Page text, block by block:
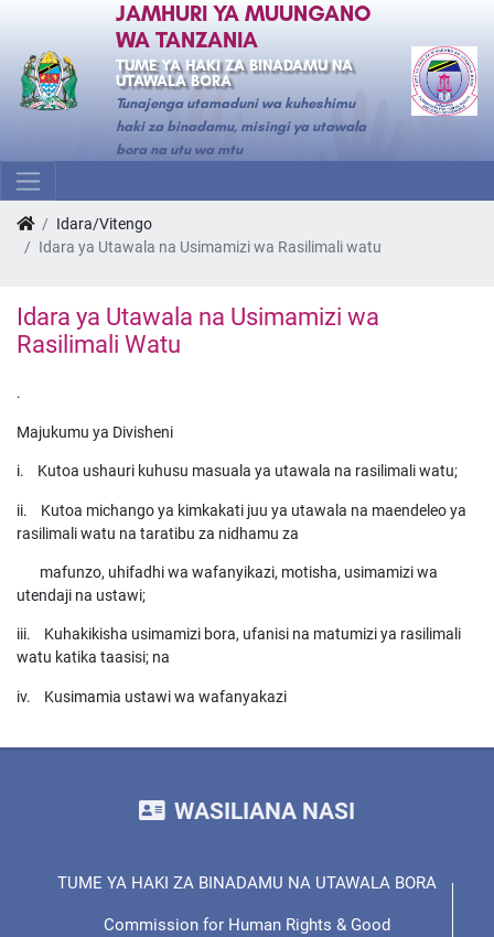
JAMHURI YA MUUNGANO
WA TANZANIA
TUME YA HAKI ZA BINADAMU NA
UTAWALA BORA
Tunajenga utamaduni wa kuheshimu
haki za binadamu, misingi ya utawala
bora na utu wa mtu
Idara/Vitengo
Idara ya Utawala na Usimamizi wa Rasilimali watu
Idara ya Utawala na Usimamizi wa
Rasilimali Watu
.
Majukumu ya Divisheni
i. Kutoa ushauri kuhusu masuala ya utawala na rasilimali watu;
ii. Kutoa michango ya kimkakati juu ya utawala na maendeleo ya
rasilimali watu na taratibu za nidhamu za
mafunzo, uhifadhi wa wafanyikazi, motisha, usimamizi wa
utendaji na ustawi;
iii. Kuhakikisha usimamizi bora, ufanisi na matumizi ya rasilimali
watu katika taasisi; na
iv. Kusimamia ustawi wa wafanyakazi
WASILIANA NASI
TUME YA HAKI ZA BINADAMU NA UTAWALA BORA
Commission for Human Rights & Good